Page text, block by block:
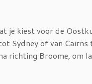
je kiest voor de
Sydney of van
richting Broome, om